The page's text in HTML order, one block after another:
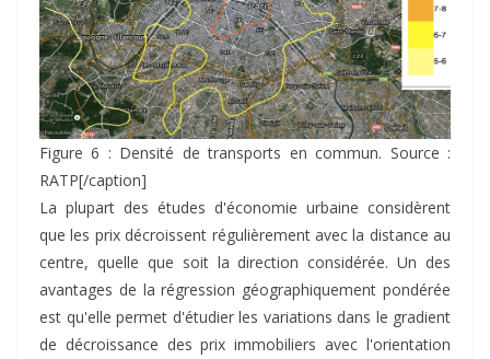
Figure 6 : Densité de transports en commun. Source :
RATP[/caption]
La plupart des études d'économie urbaine considèrent
que les prix décroissent régulièrement avec la distance au
centre, quelle que soit la direction considérée. Un des
avantages de la régression géographiquement pondérée
est qu'elle permet d'étudier les variations dans le gradient
de décroissance des prix immobiliers avec l'orientation